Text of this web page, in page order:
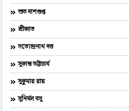
শুভ দাশগুপ্ত
শ্রীজাত
সত্যেন্দ্রনাথ দত্ত
সুকান্ত ভট্টাচার্য
সুকুমার রায়
সুনির্মল বসু